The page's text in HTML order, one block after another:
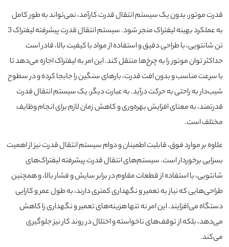
قدرت موتور، بدون یک سیستم انتقال قدرت کارآمد، نمی‌تواند به طور کامل
به عملکرد بهینه لیفتراک منجر شود. سیستم انتقال قدرت پیشرفته لیفتراک 3
تن شانتویی، با طراحی دقیق و استفاده از مواد با کیفیت بالا، قادر است
حداکثر توان موتور را به چرخ‌ها منتقل کند. این امر به لیفتراک اجازه می‌دهد تا
با سرعت مناسب و بدون افت قدرت، بارهای سنگین را جابجا کرده و در سطوح
شیب‌دار به راحتی به حرکت درآید. به عبارت دیگر، یک سیستم انتقال قدرت
قدرتمند، به معنای افزایش بهره‌وری و کاهش زمان لازم برای انجام وظایف
مختلف است.
علاوه بر موارد فوق، قابلیت اطمینان و دوام سیستم انتقال قدرت نیز از اهمیت
بسزایی برخوردار است. سیستم‌های انتقال قدرت پیشرفته لیفتراک‌های
شانتویی، با استفاده از قطعات مقاوم در برابر سایش و فشار بالا، و همچنین
طراحی‌هایی که نیاز به تعمیر و نگهداری کمتری دارند، به طول عمر و کارایی
دستگاه می‌افزایند. این امر نه تنها هزینه‌های تعمیر و نگهداری را کاهش
می‌دهد، بلکه از توقف‌های ناخواسته و اختلال در روند کار نیز جلوگیری
می‌کند.